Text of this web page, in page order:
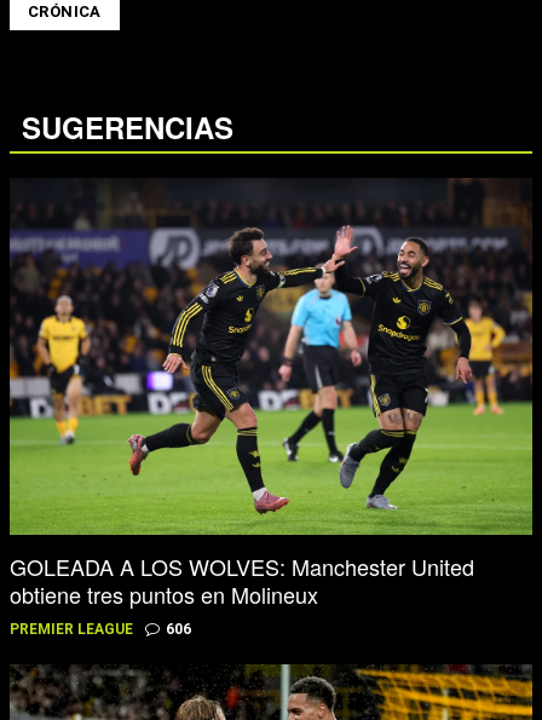
CRÓNICA
SUGERENCIAS
GOLEADA A LOS WOLVES: Manchester United
obtiene tres puntos en Molineux
PREMIER LEAGUE 606